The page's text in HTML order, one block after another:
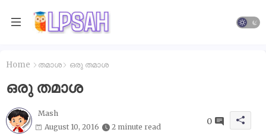
Home തമാശ ഒരു തമാശ
ഒരു തമാശ
Mash
August 10, 2016
2 minute read
0